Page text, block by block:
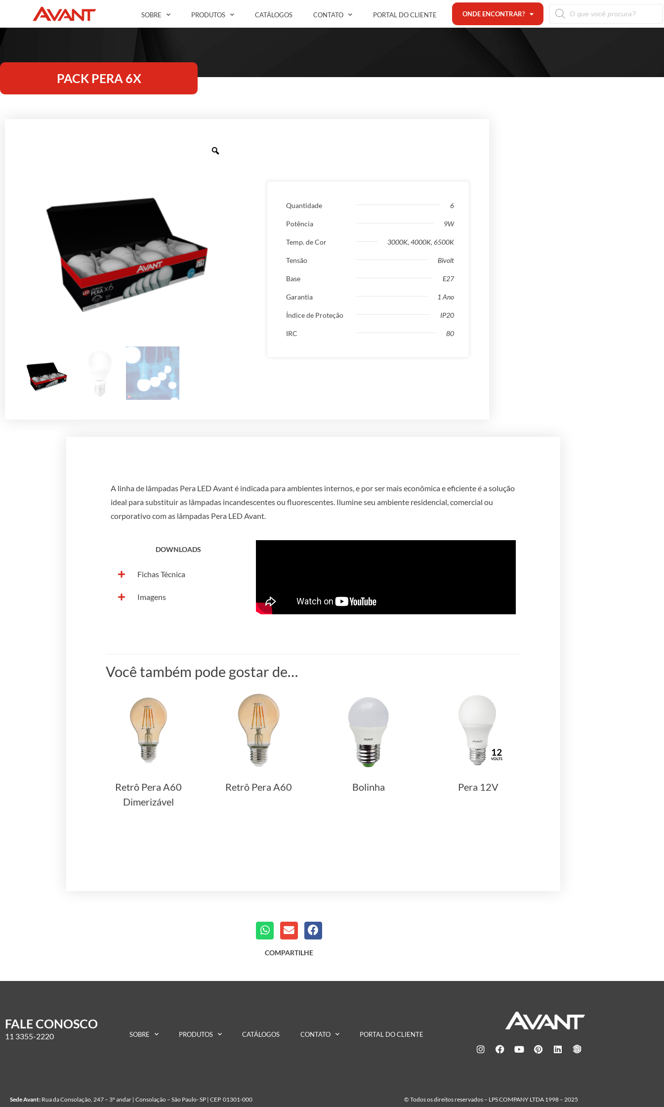
SOBRE PRODUTOS CATÁLOGOS CONTATO PORTAL DO CLIENTE ONDE ENCONTRAR?
PACK PERA 6X
Quantidade 6
Potência 9W
Temp. de Cor 3000K, 4000K, 6500K
Tensão Bivolt
Base E27
Garantia 1 Ano
Índice de Proteção IP20
IRC 80
A linha de lâmpadas Pera LED Avant é indicada para ambientes internos, e por ser mais econômica e eficiente é a solução
ideal para substituir as lâmpadas incandescentes ou fluorescentes. Ilumine seu ambiente residencial, comercial ou
corporativo com as lâmpadas Pera LED Avant.
DOWNLOADS
Fichas Técnica
Imagens
Você também pode gostar de…
Retrô Pera A60
Dimerizável
Retrô Pera A60 Bolinha Pera 12V
COMPARTILHE
FALE CONOSCO
11 3355-2220 SOBRE PRODUTOS CATÁLOGOS CONTATO PORTAL DO CLIENTE
Sede Avant: Rua da Consolação, 247 – 3º andar | Consolação – São Paulo- SP | CEP 01301-000 © Todos os direitos reservados – LPS COMPANY LTDA 1998 – 2025